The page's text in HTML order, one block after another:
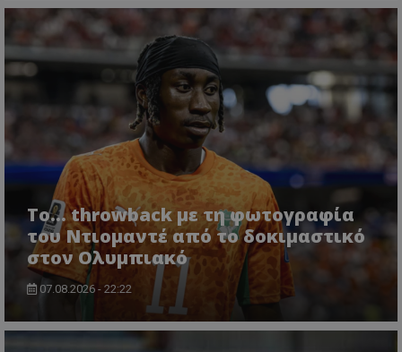
Το... throwback με τη φωτογραφία
του Ντιομαντέ από το δοκιμαστικό
στον Ολυμπιακό
07.08.2026 - 22:22